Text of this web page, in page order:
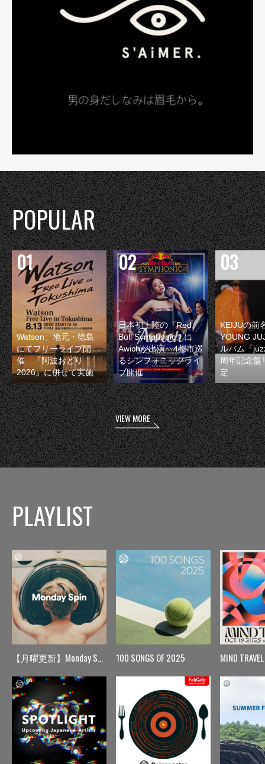
POPULAR
Watson、地元・徳島
にてフリーライブ開
催 『阿波おどり
2026』に併せて実施
日本初上陸の『Red
Bull Symphonic』に
Awichが出演 4都市巡
るシンフォニックライ
ブ開催
KEIJUの前
YOUNG
ルバム『
周年記念盤
定
VIEW MORE
PLAYLIST
【月曜更新】Monday Spin 100 SONGS OF 2025 MIND TRAVEL